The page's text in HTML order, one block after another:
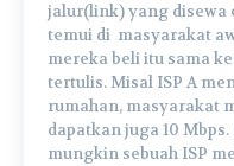
jalur(link) yang disewa oleh
temui di masyarakat
mereka beli itu sama
tertulis. Misal ISP A
rumahan, masyarakat
dapatkan juga 10
mungkin sebuah ISP